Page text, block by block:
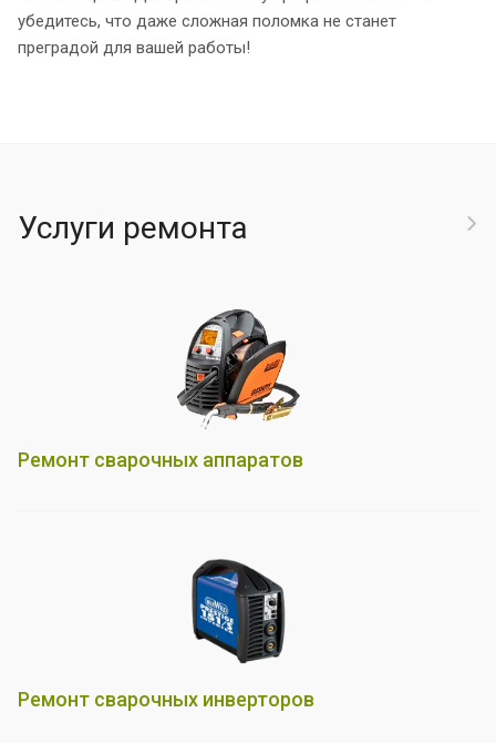
убедитесь, что даже сложная поломка не станет
преградой для вашей работы!
Услуги ремонта
Ремонт сварочных аппаратов
Ремонт сварочных инверторов